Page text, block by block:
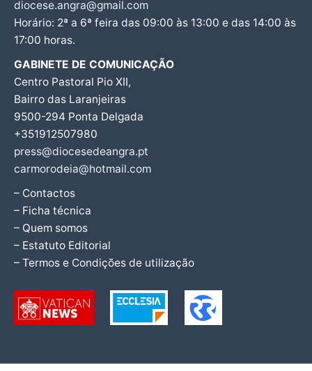
diocese.angra@gmail.com
Horário: 2ª a 6ª feira das 09:00 às 13:00 e das 14:00 às
17:00 horas.
GABINETE DE COMUNICAÇÃO
Centro Pastoral Pio XII,
Bairro das Laranjeiras
9500-294 Ponta Delgada
+351912507980
press@diocesedeangra.pt
carmorodeia@hotmail.com
– Contactos
– Ficha técnica
– Quem somos
– Estatuto Editorial
– Termos e Condições de utilização